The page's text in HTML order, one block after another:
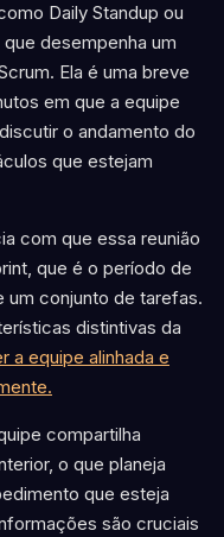
Daily Standup ou
desempenha um
Ela é uma breve
em que a equipe
o andamento do
que estejam
com que essa reunião
que é o período de
um conjunto de tarefas.
distintivas da
a equipe alinhada e
compartilha
o que planeja
que esteja
são cruciais